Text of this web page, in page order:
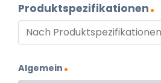
Produktspezifikationen
Algemein